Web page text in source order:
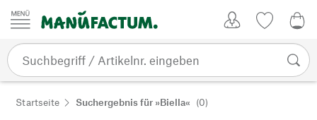
Zum Inhalt springen
Startseite Suchergebnis für »Biella« (0)